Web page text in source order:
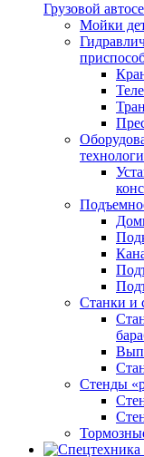
Грузовой
Мойки
Станки и
Стенды